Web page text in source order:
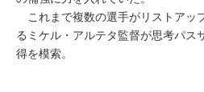
これまで複数の選手がリストアッ
るミケル・アルテタ監督が思考パス
得を模索。